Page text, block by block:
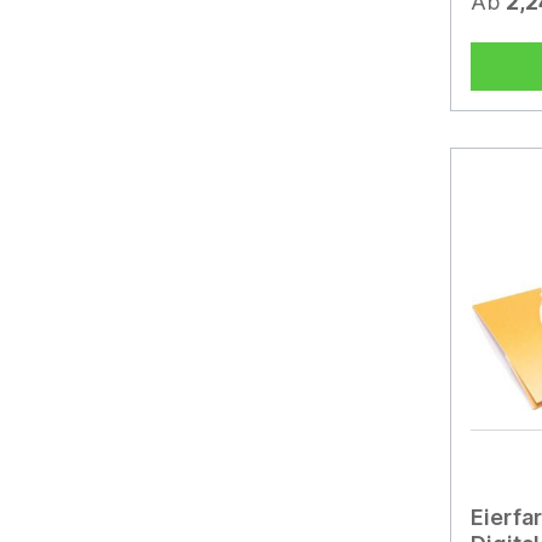
und
Boden
dann
die
deren
freuen